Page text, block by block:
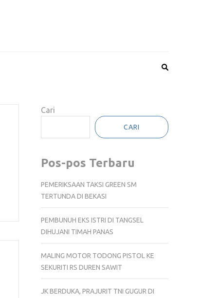
Cari
CARI
Pos-pos Terbaru
PEMERIKSAAN TAKSI GREEN SM
TERTUNDA DI BEKASI
PEMBUNUH EKS ISTRI DI TANGSEL
DIHUJANI TIMAH PANAS
MALING MOTOR TODONG PISTOL KE
SEKURITI RS DUREN SAWIT
JK BERDUKA, PRAJURIT TNI GUGUR DI